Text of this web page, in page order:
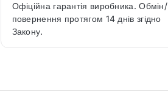
Офіційна гарантія виробника. Обмін/
повернення протягом 14 днів згідно
Закону.